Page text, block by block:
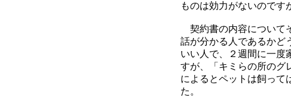
ものは効力がないのです
契約書の内容について
話が分かる人であるかど
いい人で、２週間に一度
すが、「キミらの所のグ
によるとペットは飼って
た。